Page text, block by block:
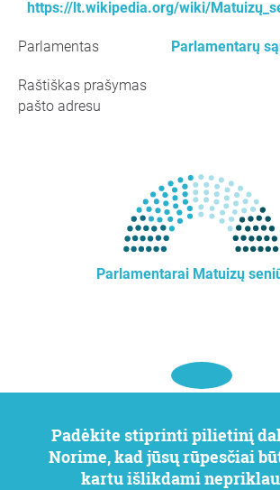
https://lt.wikipedia.org/wiki/
Parlamentas Parlamentarų
Raštiškas prašymas
pašto adresu
Parlamentarai Matuizų
Padėkite stiprinti pilietinį dalyvavimą.
Norime, kad jūsų rūpesčiai
kartu išlikdami